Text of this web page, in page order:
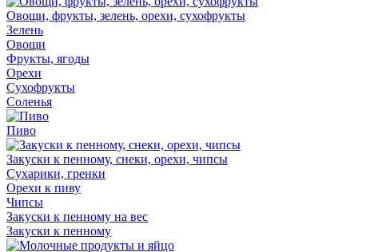
Овощи, фрукты, зелень, орехи, сухофрукты
Зелень
Овощи
Фрукты, ягоды
Орехи
Сухофрукты
Соленья
Пиво
Закуски к пенному, снеки, орехи, чипсы
Сухарики, гренки
Орехи к пиву
Чипсы
Закуски к пенному на вес
Закуски к пенному